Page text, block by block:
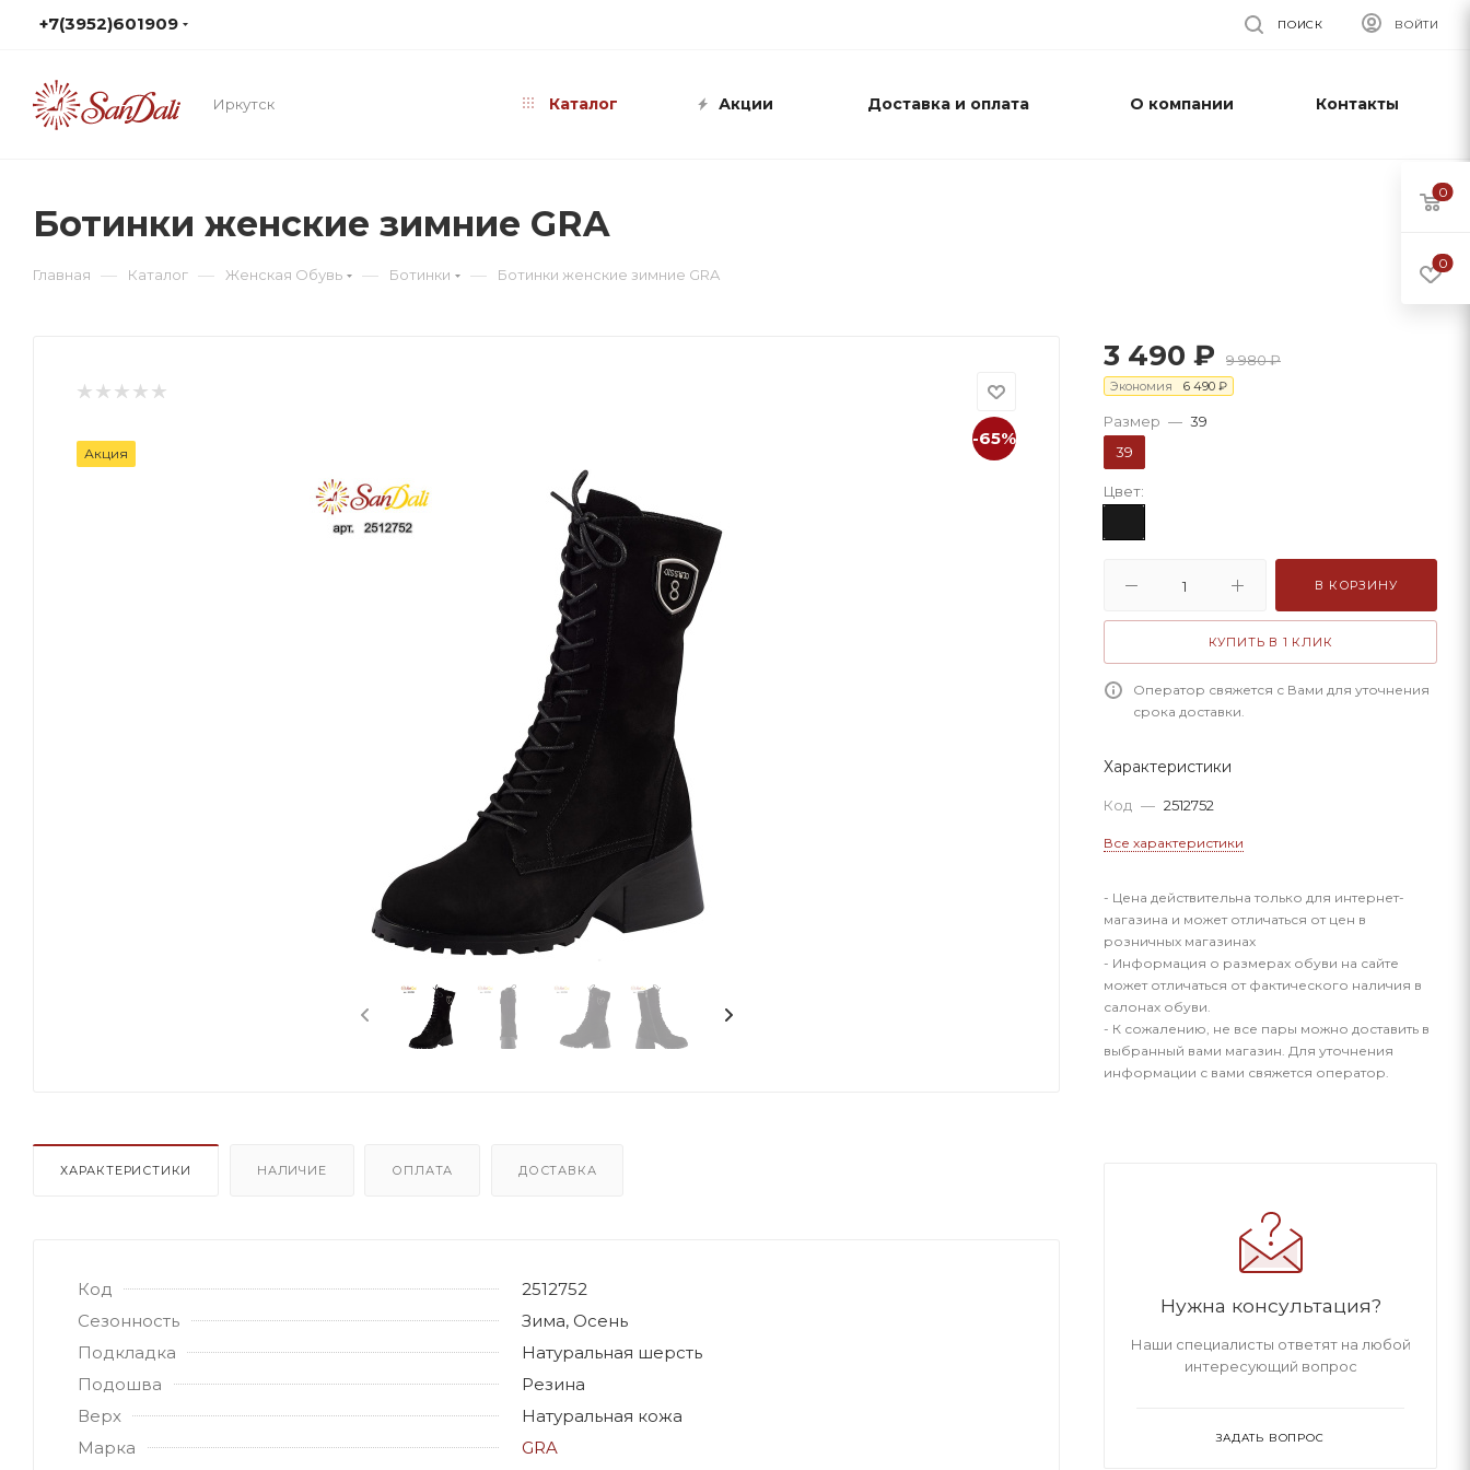
+7(3952)601909 ВОЙТИ
ПОИСК
Иркутск Каталог Акции Доставка и оплата О компании Контакты
Ботинки женские зимние GRA
Главная — Каталог — Женская Обувь — Ботинки — Ботинки женские зимние GRA
-65%
Акция
ХАРАКТЕРИСТИКИ НАЛИЧИЕ ОПЛАТА ДОСТАВКА
Код
2512752
Сезонность
Зима, Осень
Подкладка
Натуральная шерсть
Подошва
Резина
Верх
Натуральная кожа
Марка
GRA
3 490 ₽ 9 980₽
Экономия 6 490 ₽
Размер — 39
39
Цвет:
В КОРЗИНУ
КУПИТЬ В 1 КЛИК
Оператор свяжется с Вами для уточнения
срока доставки.
Характеристики
Код — 2512752
Все характеристики
- Цена действительна только для интернет-
магазина и может отличаться от цен в
розничных магазинах
- Информация о размерах обуви на сайте
может отличаться от фактического наличия в
салонах обуви.
- К сожалению, не все пары можно доставить в
выбранный вами магазин. Для уточнения
информации с вами свяжется оператор.
Нужна консультация?
Наши специалисты ответят на любой
интересующий вопрос
ЗАДАТЬ ВОПРОС
0
0